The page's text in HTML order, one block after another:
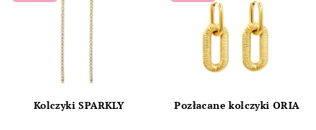
Kolczyki SPARKLY Pozłacane kolczyki ORIA